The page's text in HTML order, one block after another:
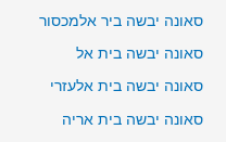
סאונה יבשה ביר אלמכסור
סאונה יבשה בית אל
סאונה יבשה בית אלעזרי
סאונה יבשה בית אריה